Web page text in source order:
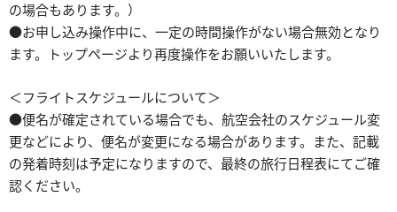
の場合もあります。）
●お申し込み操作中に、一定の時間操作がない場合無効となり
ます。トップページより再度操作をお願いいたします。
＜フライトスケジュールについて＞
●便名が確定されている場合でも、航空会社のスケジュール変
更などにより、便名が変更になる場合があります。また、記載
の発着時刻は予定になりますので、最終の旅行日程表にてご確
認ください。